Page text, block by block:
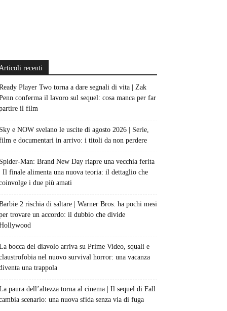
recenti
Player Two torna a dare segnali di vita | Zak
conferma il lavoro sul sequel: cosa manca per far
il film
Sky e NOW svelano le uscite di agosto 2026 | Serie,
e documentari in arrivo: i titoli da non perdere
Spider-Man: Brand New Day riapre una vecchia ferita
| Il finale alimenta una nuova teoria: il dettaglio che
i due più amati
2 rischia di saltare | Warner Bros. ha pochi mesi
trovare un accordo: il dubbio che divide
bocca del diavolo arriva su Prime Video, squali e
nel nuovo survival horror: una vacanza
una trappola
paura dell’altezza torna al cinema | Il sequel di Fall
scenario: una nuova sfida senza via di fuga